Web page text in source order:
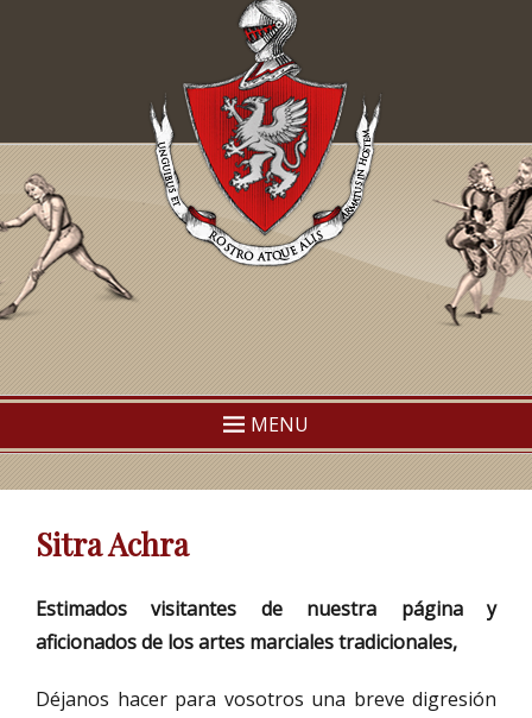
TEMAF
Traditional European Martial Arts Federation
MENU
Sitra Achra
Estimados visitantes de nuestra página y
aficionados de los artes marciales tradicionales,
Déjanos hacer para vosotros una breve digresión